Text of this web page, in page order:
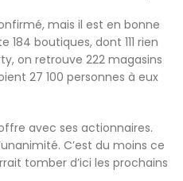
mais il est en bonne
boutiques, dont 111 rien
on retrouve 222 magasins
27 100 personnes à eux
avec ses actionnaires.
C’est du moins ce
tomber d’ici les prochains